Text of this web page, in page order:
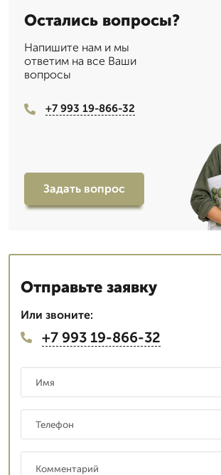
Остались вопросы?
Напишите нам и мы
ответим на все Ваши
вопросы
+7 993 19-866-32
Задать вопрос
Отправьте заявку
Или звоните:
+7 993 19-866-32